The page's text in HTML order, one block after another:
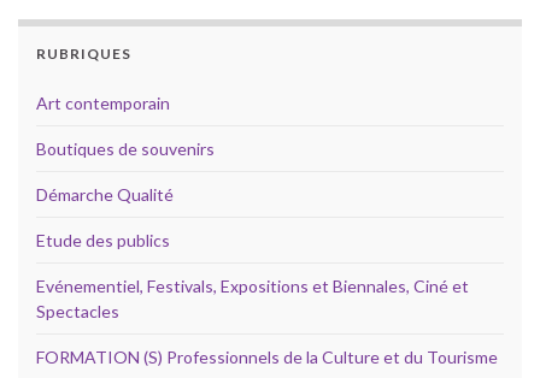
RUBRIQUES
Art contemporain
Boutiques de souvenirs
Démarche Qualité
Etude des publics
Evénementiel, Festivals, Expositions et Biennales, Ciné et
Spectacles
FORMATION (S) Professionnels de la Culture et du Tourisme